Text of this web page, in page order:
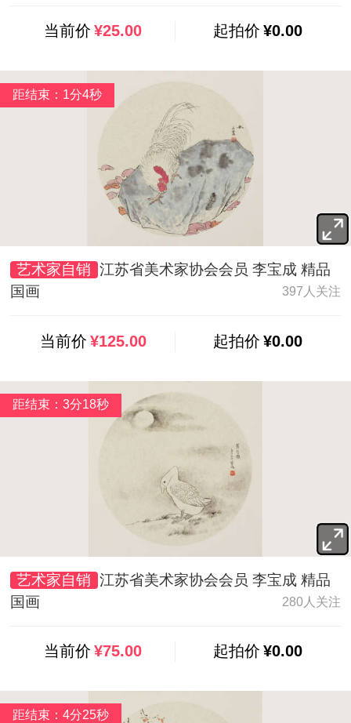
当前价 ¥25.00 起拍价 ¥0.00
艺术家自销 江苏省美术家协会会员 李宝成 精品
国画
397人关注
当前价 ¥125.00 起拍价 ¥0.00
距结束：1分2秒
艺术家自销 江苏省美术家协会会员 李宝成 精品
国画
280人关注
当前价 ¥75.00 起拍价 ¥0.00
距结束：3分16秒
距结束：4分23秒